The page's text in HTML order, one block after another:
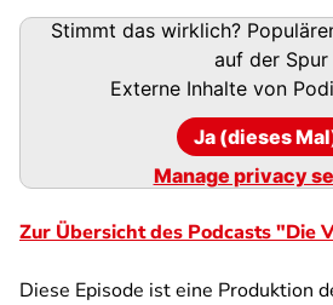
Podigee-
Stimmt das wirklich?
auf der Spur
Externe Inhalte von
Ja (dieses
Manage privacy
Zur Übersicht des Podcasts "Die
Diese Episode ist eine Produktion